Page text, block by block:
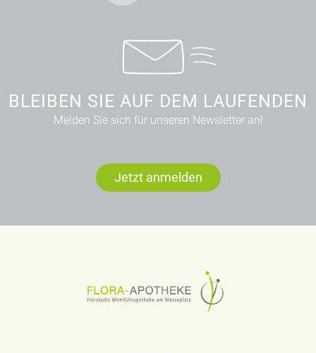
BLEIBEN SIE AUF DEM LAUFENDEN
Melden Sie sich für unseren Newsletter an!
Jetzt anmelden